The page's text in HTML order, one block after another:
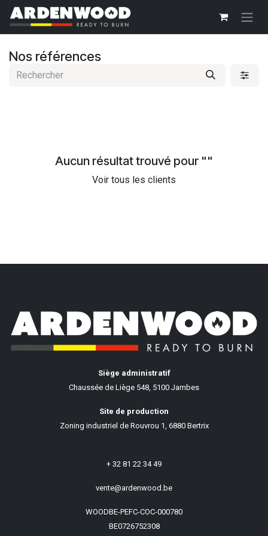
Se rendre au contenu
Nos références
Aucun résultat trouvé pour ""
Voir tous les clients
Siège administratif
Chaussée de Liège 548, 5100 Jambes
Site de production
Zoning industriel de Rouvrou 1, 6880 Bertrix
+ 32 81 22 34 49
vente@ardenwood.be
WOODBE-PEFC-COC-000780
BE0726752308